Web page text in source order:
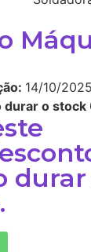
14/10/2025
durar o stock
durar